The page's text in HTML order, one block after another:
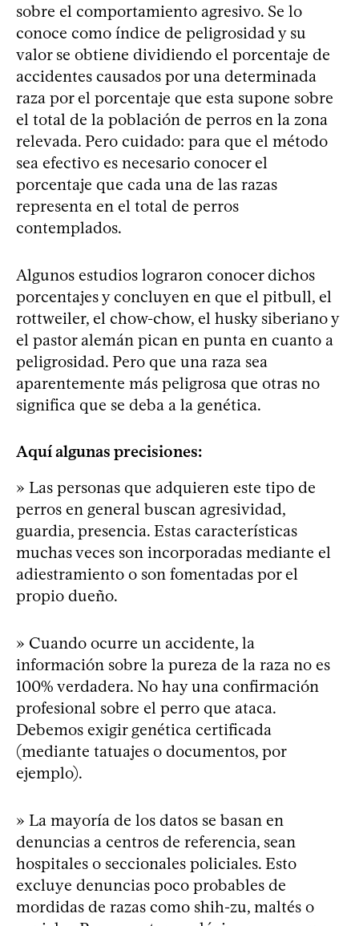
sobre el comportamiento agresivo. Se lo
conoce como índice de peligrosidad y su
valor se obtiene dividiendo el porcentaje de
accidentes causados por una determinada
raza por el porcentaje que esta supone sobre
el total de la población de perros en la zona
relevada. Pero cuidado: para que el método
sea efectivo es necesario conocer el
porcentaje que cada una de las razas
representa en el total de perros
contemplados.
Algunos estudios lograron conocer dichos
porcentajes y concluyen en que el pitbull, el
rottweiler, el chow-chow, el husky siberiano y
el pastor alemán pican en punta en cuanto a
peligrosidad. Pero que una raza sea
aparentemente más peligrosa que otras no
significa que se deba a la genética.
Aquí algunas precisiones:
» Las personas que adquieren este tipo de
perros en general buscan agresividad,
guardia, presencia. Estas características
muchas veces son incorporadas mediante el
adiestramiento o son fomentadas por el
propio dueño.
» Cuando ocurre un accidente, la
información sobre la pureza de la raza no es
100% verdadera. No hay una confirmación
profesional sobre el perro que ataca.
Debemos exigir genética certificada
(mediante tatuajes o documentos, por
ejemplo).
» La mayoría de los datos se basan en
denuncias a centros de referencia, sean
hospitales o seccionales policiales. Esto
excluye denuncias poco probables de
mordidas de razas como shih-zu, maltés o